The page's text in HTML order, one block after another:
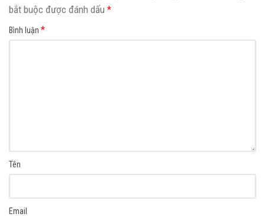
bắt buộc được đánh dấu *
Bình luận *
Tên
Email